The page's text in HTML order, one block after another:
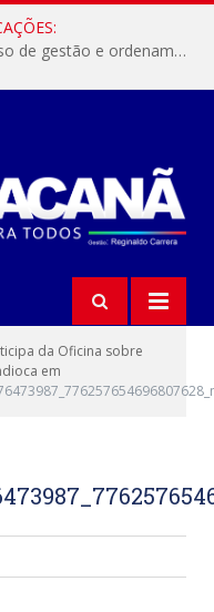
Resex Maracanã avança no processo de gestão e ordenamento do turismo em nossas áreas protegidas.
da Oficina sobre
em